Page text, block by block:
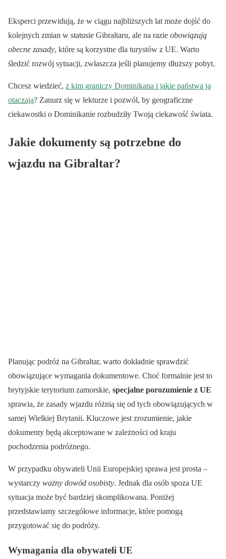
Eksperci przewidują, że w ciągu najbliższych lat może dojść do
kolejnych zmian w statusie Gibraltaru, ale na razie obowiązują
obecne zasady, które są korzystne dla turystów z UE. Warto
śledzić rozwój sytuacji, zwłaszcza jeśli planujemy dłuższy pobyt.
Chcesz wiedzieć, z kim graniczy Dominikana i jakie państwa ją
otaczają? Zanurz się w lekturze i pozwól, by geograficzne
ciekawostki o Dominikanie rozbudziły Twoją ciekawość świata.
Jakie dokumenty są potrzebne do
wjazdu na Gibraltar?
Planując podróż na Gibraltar, warto dokładnie sprawdzić
obowiązujące wymagania dokumentowe. Choć formalnie jest to
brytyjskie terytorium zamorskie, specjalne porozumienie z UE
sprawia, że zasady wjazdu różnią się od tych obowiązujących w
samej Wielkiej Brytanii. Kluczowe jest zrozumienie, jakie
dokumenty będą akceptowane w zależności od kraju
pochodzenia podróżnego.
W przypadku obywateli Unii Europejskiej sprawa jest prosta –
wystarczy ważny dowód osobisty. Jednak dla osób spoza UE
sytuacja może być bardziej skomplikowana. Poniżej
przedstawiamy szczegółowe informacje, które pomogą
przygotować się do podróży.
Wymagania dla obywateli UE